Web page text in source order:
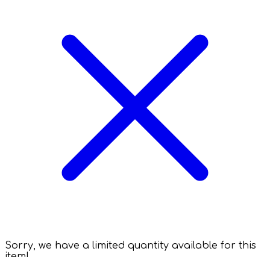
Sorry, we have a limited quantity available for this